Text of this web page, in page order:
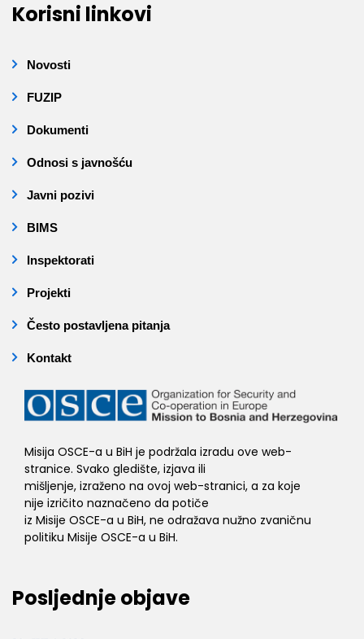
Korisni linkovi
Novosti
FUZIP
Dokumenti
Odnosi s javnošću
Javni pozivi
BIMS
Inspektorati
Projekti
Često postavljena pitanja
Kontakt
Misija OSCE-a u BiH je podržala izradu ove web-
stranice. Svako gledište, izjava ili
mišljenje, izraženo na ovoj web-stranici, a za koje
nije izričito naznačeno da potiče
iz Misije OSCE-a u BiH, ne odražava nužno zvaničnu
politiku Misije OSCE-a u BiH.
Posljednje objave